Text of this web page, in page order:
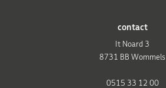
contact
It Noard 3
8731 BB Wommels
0515 33 12 00